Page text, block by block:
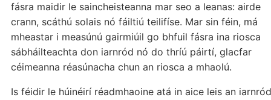
fásra maidir le saincheisteanna mar seo a leanas: airde
crann, scáthú solais nó fáiltiú teilifíse. Mar sin féin, má
mheastar i measúnú gairmiúil go bhfuil fásra ina riosca
sábháilteachta don iarnród nó do thríú páirtí, glacfar
céimeanna réasúnacha chun an riosca a mhaolú.
Is féidir le húinéirí réadmhaoine atá in aice leis an iarnród